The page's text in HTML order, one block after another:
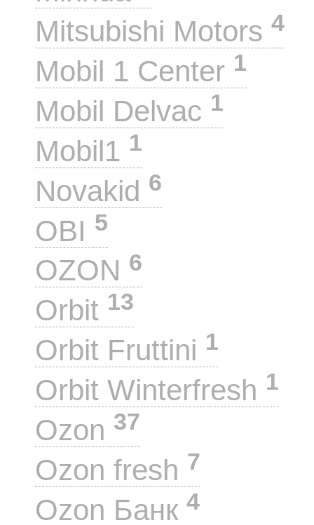
Mitsubishi Motors 4
Mobil 1 Center 1
Mobil Delvac 1
Mobil1 1
Novakid 6
OBI 5
OZON 6
Orbit 13
Orbit Fruttini 1
Orbit Winterfresh 1
Ozon 37
Ozon fresh 7
Ozon Банк 4